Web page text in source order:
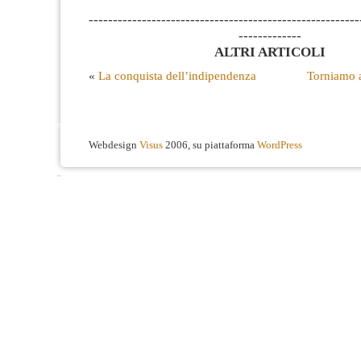
-------------
ALTRI ARTICOLI
« La conquista dell’indipendenza Torniamo
Webdesign Visus 2006, su piattaforma WordPress